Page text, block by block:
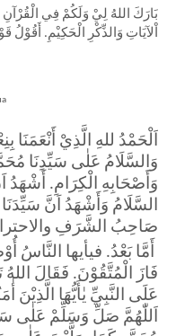
اْلآيَاتِ وَالذِّكْرِ الْحَكِيْمِ. أَقُوْلُ
صَاحِبُ الشَّرَفِ